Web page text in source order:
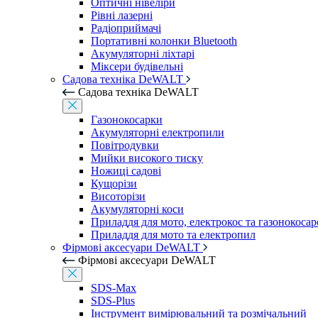
Оптичні нівеліри
Рівні лазерні
Радіоприймачі
Портативні колонки Bluetooth
Акумуляторні ліхтарі
Міксери будівельні
Садова техніка DeWALT
Садова техніка DeWALT
Газонокосарки
Акумуляторні електропили
Повітродувки
Мийки високого тиску
Ножиці садові
Кущорізи
Висоторізи
Акумуляторні коси
Приладдя для мото, електрокос та
Приладдя для мото та електропил
Фірмові аксесуари DeWALT
Фірмові аксесуари DeWALT
SDS-Max
SDS-Plus
Інструмент вимірювальний та розмічальний